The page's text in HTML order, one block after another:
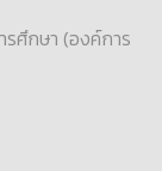
ศึกษา (องค์การ